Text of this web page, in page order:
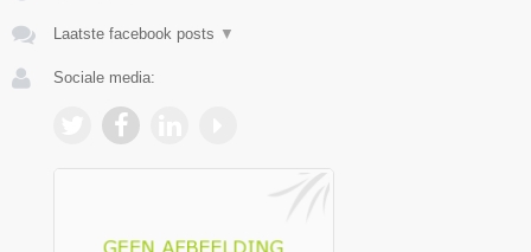
Laatste facebook posts ▼
Sociale media: